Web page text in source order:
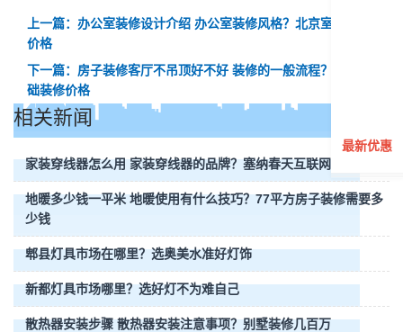
上一篇：办公室装修设计介绍 办公室装修风格？北京室内装饰
价格
下一篇：房子装修客厅不吊顶好不好 装修的一般流程？鞍山基
础装修价格
相关新闻
家装穿线器怎么用 家装穿线器的品牌？塞纳春天互联网家装
地暖多少钱一平米 地暖使用有什么技巧？77平方房子装修需要多
少钱
郫县灯具市场在哪里？选奥美水准好灯饰
新都灯具市场哪里？选好灯不为难自己
散热器安装步骤 散热器安装注意事项？别墅装修几百万
最新优惠